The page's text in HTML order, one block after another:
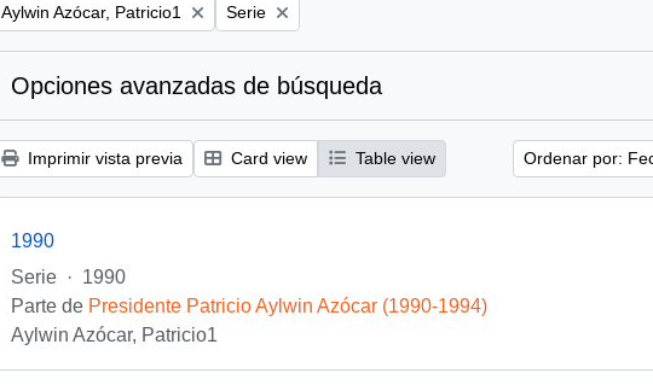
Remove filter:
Aylwin Azócar, Patricio1 Remove filter:
Serie
Opciones avanzadas de búsqueda
Imprimir vista previa Card view Table view Ordenar por:
1990
Serie · 1990
Parte de Presidente Patricio Aylwin Azócar (1990-1994)
Aylwin Azócar, Patricio1